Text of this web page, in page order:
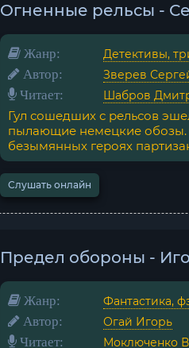
Огненные рельсы -
Жанр: Детективы,
Автор: Зверев
Читает: Шабров
Гул сошедших с рельсов
пылающие немецкие
безымянных героях
Слушать онлайн
Предел обороны -
Жанр: Фантастика,
Автор: Огай Игорь
Читает: Моключенко